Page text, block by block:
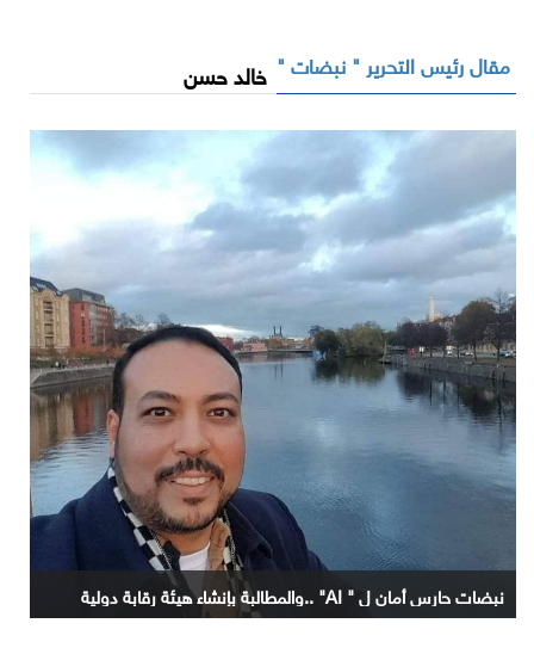
مقال رئيس التحرير " نبضات " خالد حسن
نبضات حارس أمان ل " AI" ..والمطالبة بإنشاء هيئة رقابة دولية